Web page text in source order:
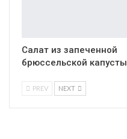
Салат из запеченной
брюссельской капусты
PREV NEXT